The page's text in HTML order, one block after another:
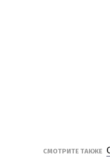
СМОТРИТЕ ТАКЖЕ